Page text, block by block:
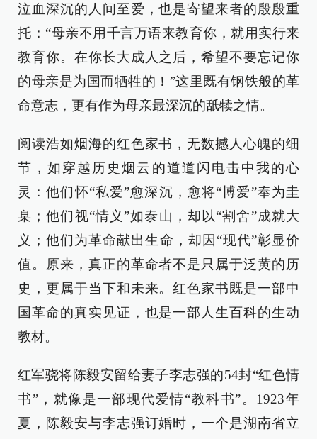
泣血深沉的人间至爱，也是寄望来者的殷殷重
托：“母亲不用千言万语来教育你，就用实行来
教育你。在你长大成人之后，希望不要忘记你
的母亲是为国而牺牲的！”这里既有钢铁般的革
命意志，更有作为母亲最深沉的舐犊之情。
阅读浩如烟海的红色家书，无数撼人心魄的细
节，如穿越历史烟云的道道闪电击中我的心
灵：他们怀“私爱”愈深沉，愈将“博爱”奉为圭
臬；他们视“情义”如泰山，却以“割舍”成就大
义；他们为革命献出生命，却因“现代”彰显价
值。原来，真正的革命者不是只属于泛黄的历
史，更属于当下和未来。红色家书既是一部中
国革命的真实见证，也是一部人生百科的生动
教材。
红军骁将陈毅安留给妻子李志强的54封“红色情
书”，就像是一部现代爱情“教科书”。1923年
夏，陈毅安与李志强订婚时，一个是湖南省立